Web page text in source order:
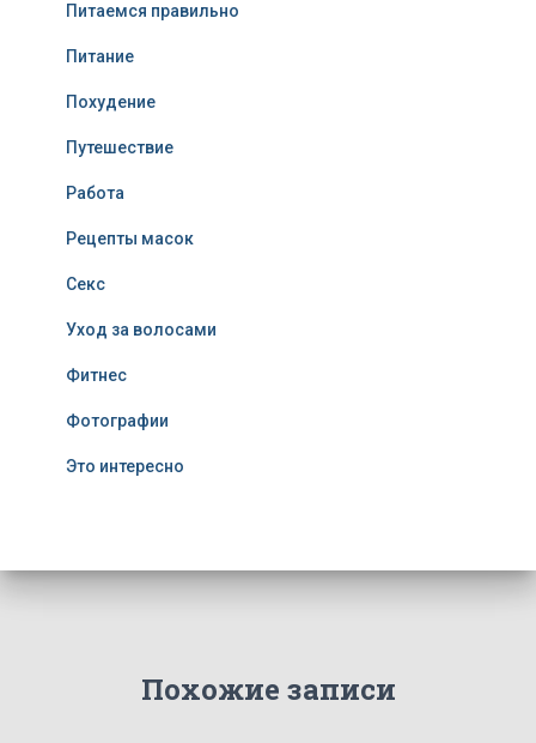
Питаемся правильно
Питание
Похудение
Путешествие
Работа
Рецепты масок
Секс
Уход за волосами
Фитнес
Фотографии
Это интересно
Похожие записи